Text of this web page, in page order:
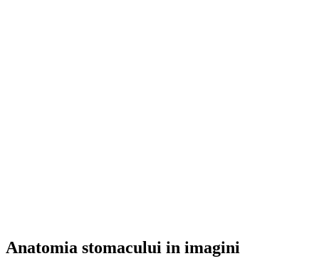
Anatomia stomacului in imagini